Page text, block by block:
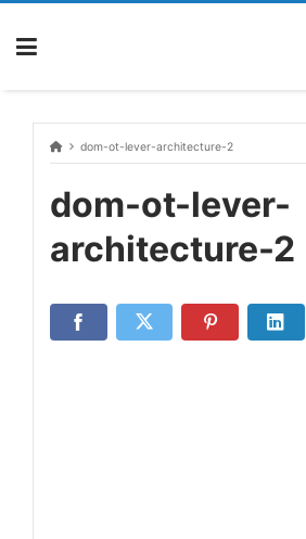
Skip
content
dom-ot-lever-architecture-2
dom-ot-lever-
architecture-2